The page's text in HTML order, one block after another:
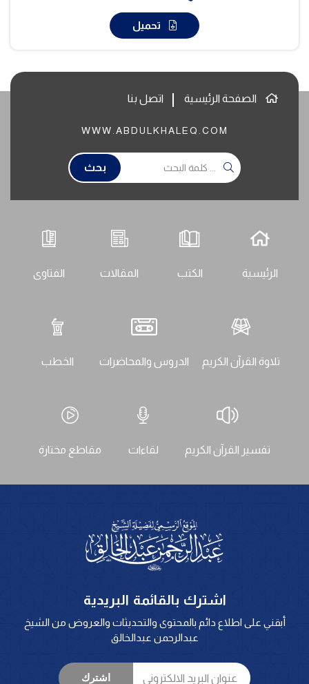
تحميل
الصفحة الرئيسية اتصل بنا
WWW.ABDULKHALEQ.COM
بحث
الرئيسية الكتب المقالات الفتاوى
تلاوة القرآن الكريم الدروس والمحاضرات الخطب
تفسير القرآن الكريم لقاءات مقاطع مختارة
اشترك بالقائمة البريدية
أبقني على اطلاع دائم بالمحتوى والتحديثات والعروض من الشيخ
عبدالرحمن عبدالخالق
اشترك